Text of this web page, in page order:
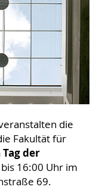
die
Fakultät für
Tag der
16:00 Uhr im
69.